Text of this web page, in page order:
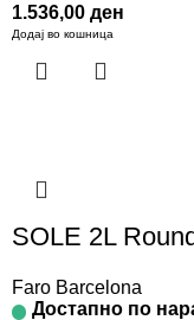
1.536,00 ден
Додај во кошница
SOLE 2L
Faro Barcelona
Достапно по